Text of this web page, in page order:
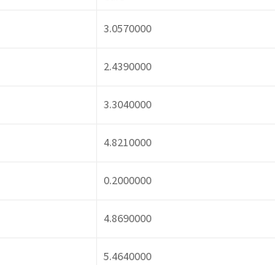
3.0570000
2.4390000
3.3040000
4.8210000
0.2000000
4.8690000
5.4640000